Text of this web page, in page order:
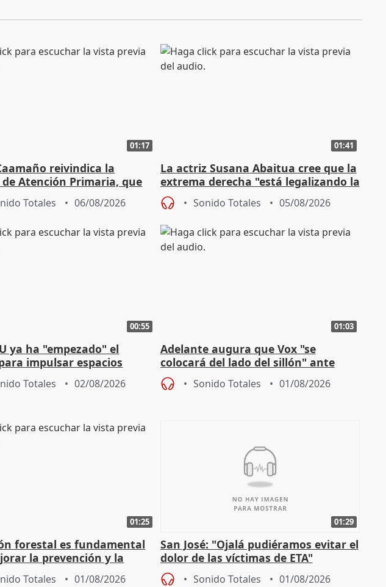
01:17
reivindica la
Atención Primaria, que
la autogestión
Totales 06/08/2026
01:41
La actriz Susana Abaitua cree que la
extrema derecha "está legalizando la
homofobia"
Sonido Totales 05/08/2026
00:55
ya ha "empezado" el
impulsar espacios
para las municipales
Totales 02/08/2026
01:03
Adelante augura que Vox "se
colocará del lado del sillón" ante
iniciativas de la oposición
Sonido Totales 01/08/2026
01:25
forestal es fundamental
la prevención y la
frente a incendios
Totales 01/08/2026
01:29
San José: "Ojalá pudiéramos evitar el
dolor de las víctimas de ETA"
Sonido Totales 01/08/2026